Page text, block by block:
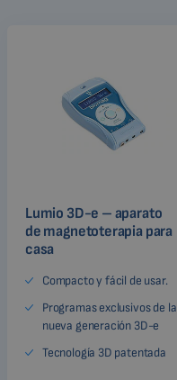
Lumio 3D-e – aparato
de magnetoterapia para
casa
Compacto y fácil de usar.
Programas exclusivos de la
nueva generación 3D-e
Tecnología 3D patentada